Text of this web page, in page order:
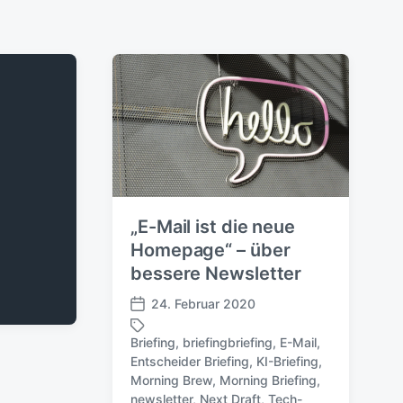
„E-Mail ist die neue
Homepage“ – über
bessere Newsletter
V
e
r
ö
f
24. Februar 2020
S
c
Briefing, briefingbriefing, E-Mail,
Entscheider Briefing, KI-Briefing,
Morning Brew, Morning Briefing,
newsletter, Next Draft,Tech-